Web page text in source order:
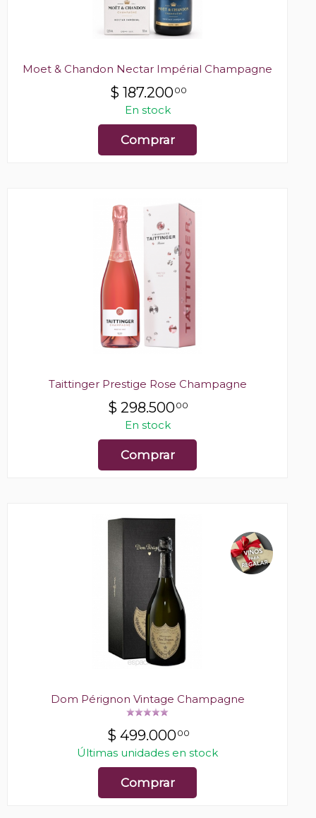
Moet & Chandon Nectar Impérial Champagne
$ 187.20000
En stock
Comprar
Taittinger Prestige Rose Champagne
$ 298.50000
En stock
Comprar
Dom Pérignon Vintage Champagne
$ 499.00000
Últimas unidades en stock
Comprar